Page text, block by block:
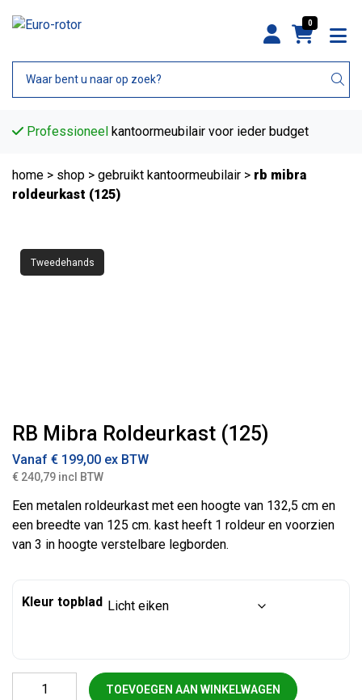
0
Professioneel kantoormeubilair voor ieder budget
home > shop > gebruikt kantoormeubilair > rb mibra
roldeurkast (125)
Tweedehands
RB Mibra Roldeurkast (125)
Vanaf € 199,00 ex BTW
€ 240,79 incl BTW
Een metalen roldeurkast met een hoogte van 132,5 cm en
een breedte van 125 cm. kast heeft 1 roldeur en voorzien
van 3 in hoogte verstelbare legborden.
Kleur topblad
RB Mibra Roldeurkast (125) aantal
TOEVOEGEN AAN WINKELWAGEN